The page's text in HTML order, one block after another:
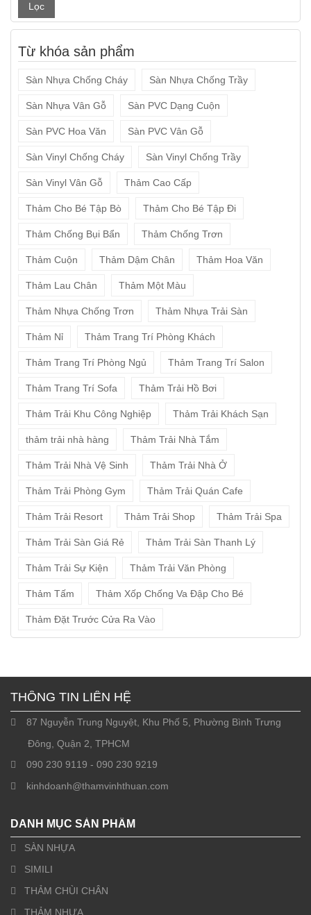
thiểu đa
Lọc
Từ khóa sản phẩm
Sàn Nhựa Chống Cháy Sàn Nhựa Chống Trầy
Sàn Nhựa Vân Gỗ Sàn PVC Dạng Cuộn
Sàn PVC Hoa Văn Sàn PVC Vân Gỗ
Sàn Vinyl Chống Cháy Sàn Vinyl Chống Trầy
Sàn Vinyl Vân Gỗ Thảm Cao Cấp
Thảm Cho Bé Tập Bò Thảm Cho Bé Tập Đi
Thảm Chống Bụi Bẩn Thảm Chống Trơn
Thảm Cuộn Thảm Dậm Chân Thảm Hoa Văn
Thảm Lau Chân Thảm Một Màu
Thảm Nhựa Chống Trơn Thảm Nhựa Trải Sàn
Thảm Nỉ Thảm Trang Trí Phòng Khách
Thảm Trang Trí Phòng Ngủ Thảm Trang Trí Salon
Thảm Trang Trí Sofa Thảm Trải Hồ Bơi
Thảm Trải Khu Công Nghiệp Thảm Trải Khách Sạn
thảm trải nhà hàng Thảm Trải Nhà Tắm
Thảm Trải Nhà Vệ Sinh Thảm Trải Nhà Ở
Thảm Trải Phòng Gym Thảm Trải Quán Cafe
Thảm Trải Resort Thảm Trải Shop Thảm Trải Spa
Thảm Trải Sàn Giá Rẻ Thảm Trải Sàn Thanh Lý
Thảm Trải Sự Kiện Thảm Trải Văn Phòng
Thảm Tấm Thảm Xốp Chống Va Đập Cho Bé
Thảm Đặt Trước Cửa Ra Vào
THÔNG TIN LIÊN HỆ
87 Nguyễn Trung Nguyệt, Khu Phố 5, Phường Bình Trưng
Đông, Quận 2, TPHCM
090 230 9119 - 090 230 9219
kinhdoanh@thamvinhthuan.com
DANH MỤC SẢN PHẨM
SÀN NHỰA
SIMILI
THẢM CHÙI CHÂN
THẢM NHỰA